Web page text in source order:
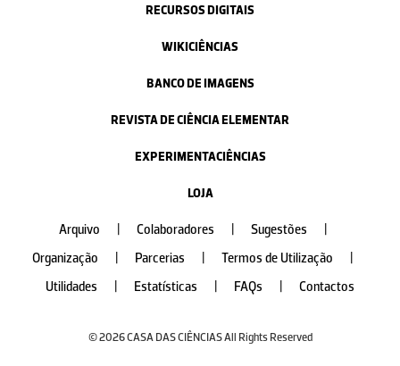
RECURSOS DIGITAIS
WIKICIÊNCIAS
BANCO DE IMAGENS
REVISTA DE CIÊNCIA ELEMENTAR
EXPERIMENTACIÊNCIAS
LOJA
Arquivo Colaboradores Sugestões
Organização
Parcerias Termos de Utilização
Utilidades
Estatísticas FAQs Contactos
© 2026 CASA DAS CIÊNCIAS All Rights Reserved